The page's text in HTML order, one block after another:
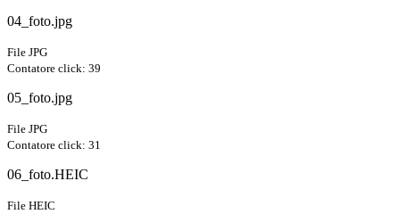
04_foto.jpg
File JPG
Contatore click: 39
05_foto.jpg
File JPG
Contatore click: 31
06_foto.HEIC
File HEIC